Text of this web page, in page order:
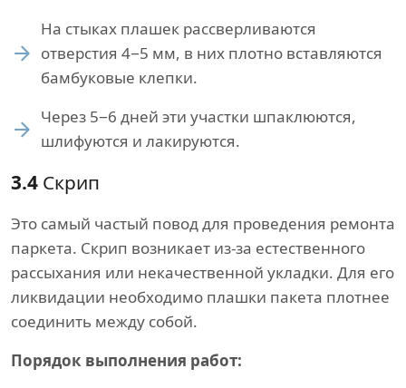
На стыках плашек рассверливаются
отверстия 4−5 мм, в них плотно вставляются
бамбуковые клепки.
Через 5−6 дней эти участки шпаклюются,
шлифуются и лакируются.
3.4 Скрип
Это самый частый повод для проведения ремонта
паркета. Скрип возникает из-за естественного
рассыхания или некачественной укладки. Для его
ликвидации необходимо плашки пакета плотнее
соединить между собой.
Порядок выполнения работ: